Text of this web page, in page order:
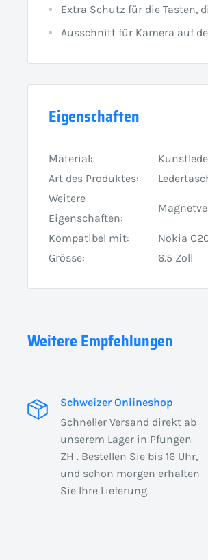
Extra Schutz für die Tasten,
Ausschnitt für Kamera auf
Eigenschaften
Material:
Art des Produktes:
Weitere
Eigenschaften:
Kompatibel mit:
Nokia
Grösse:
6.5 Zoll
Weitere Empfehlungen
Schweizer Onlineshop
Schneller Versand direkt ab
unserem Lager in Pfungen
ZH . Bestellen Sie bis 16 Uhr,
und schon morgen erhalten
Sie Ihre Lieferung.